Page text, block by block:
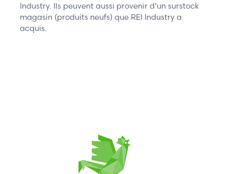
Industry. Ils peuvent aussi provenir d’un surstock
magasin (produits neufs) que REI Industry a
acquis.